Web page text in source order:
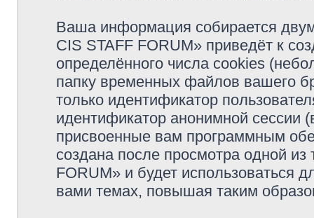
Ваша информация собирается
CIS STAFF FORUM» приведёт к
определённого числа cookies
папку временных файлов вашего
только идентификатор
идентификатор анонимной сессии
присвоенные вам программным
создана после просмотра одной
FORUM» и будет использоваться
вами темах, повышая таким